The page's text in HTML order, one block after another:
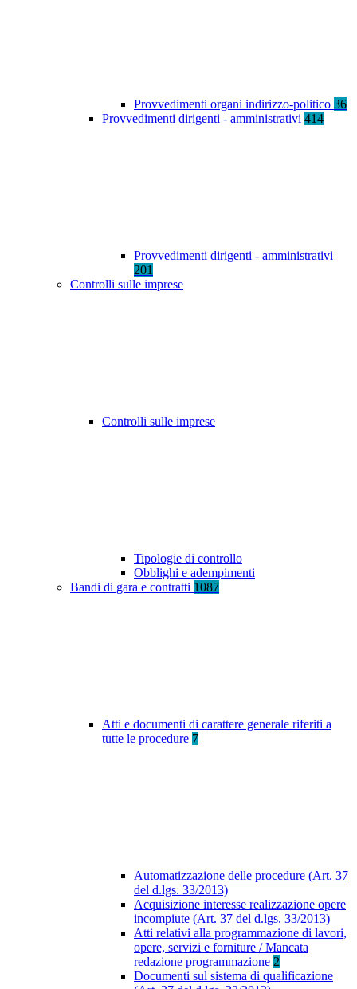
Provvedimenti organi indirizzo-politico 36
Provvedimenti dirigenti - amministrativi 414
Provvedimenti dirigenti - amministrativi
201
Controlli sulle imprese
Controlli sulle imprese
Tipologie di controllo
Obblighi e adempimenti
Bandi di gara e contratti 1087
Atti e documenti di carattere generale riferiti a
tutte le procedure 7
Automatizzazione delle procedure (Art. 37
del d.lgs. 33/2013)
Acquisizione interesse realizzazione opere
incompiute (Art. 37 del d.lgs. 33/2013)
Atti relativi alla programmazione di lavori,
opere, servizi e forniture / Mancata
redazione programmazione 2
Documenti sul sistema di qualificazione